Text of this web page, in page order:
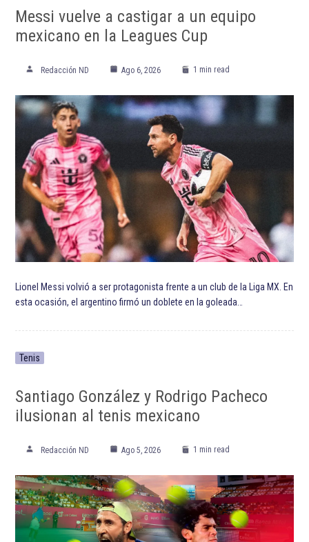
ETIQUETADO: Destacadas José Mourinho Premier League